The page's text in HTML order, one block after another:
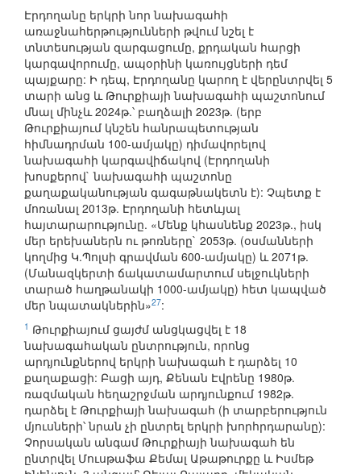
Էրդողանը երկրի նոր նախագահի
առաջնահերթությունների թվում նշել է
տնտեսության զարգացումը, քրդական հարցի
կարգավորումը, ապօրինի կառույցների դեմ
պայքարը: Ի դեպ, Էրդողանը կարող է վերընտրվել 5
տարի անց և Թուրքիայի նախագահի պաշտոնում
մնալ մինչև 2024թ.՝ բաղձալի 2023թ. (երբ
Թուրքիայում կնշեն հանրապետության
հիմնադրման 100-ամյակը) դիմավորելով
նախագահի կարգավիճակով (Էրդողանի
խոսքերով` նախագահի պաշտոնը
քաղաքականության գագաթնակետն է): Չպետք է
մոռանալ 2013թ. Էրդողանի հետևյալ
հայտարարությունը. «Մենք կհասնենք 2023թ., իսկ
մեր երեխաներն ու թոռները` 2053թ. (օսմանների
կողմից Կ.Պոլսի գրավման 600-ամյակը) և 2071թ.
(Մանազկերտի ճակատամարտում սելջուկների
տարած հաղթանակի 1000-ամյակը) հետ կապված
մեր նպատակներին»27:
1 Թուրքիայում ցայժմ անցկացվել է 18
նախագահական ընտրություն, որոնց
արդյունքներով երկրի նախագահ է դարձել 10
քաղաքացի: Բացի այդ, Քենան Էվրենը 1980թ.
ռազմական հեղաշրջման արդյունքում 1982թ.
դարձել է Թուրքիայի նախագահ (ի տարբերություն
մյուսների՝ նրան չի ընտրել երկրի խորհրդարանը):
Չորսական անգամ Թուրքիայի նախագահ են
ընտրվել Մուսթաֆա Քեմալ Աթաթուրքը և Իսմեթ